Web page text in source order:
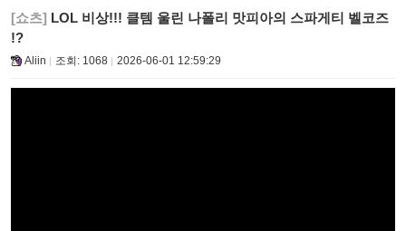
[쇼츠] LOL 비상!!! 클템 울린 나폴리 맛피아의 스파게티 벨코즈
!?
Aliin 조회: 1068 2026-06-01 12:59:29